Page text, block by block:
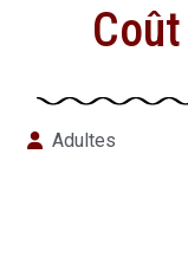
Coût
Adultes